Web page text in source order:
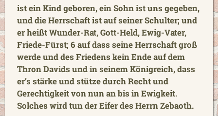
ist ein Kind geboren, ein Sohn ist uns gegeben,
und die Herrschaft ist auf seiner Schulter; und
er heißt Wunder-Rat, Gott-Held, Ewig-Vater,
Friede-Fürst; 6 auf dass seine Herrschaft groß
werde und des Friedens kein Ende auf dem
Thron Davids und in seinem Königreich, dass
er’s stärke und stütze durch Recht und
Gerechtigkeit von nun an bis in Ewigkeit.
Solches wird tun der Eifer des Herrn Zebaoth.